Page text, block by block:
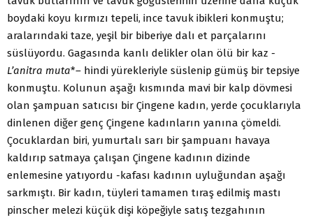
boydaki koyu kırmızı tepeli, ince tavuk ibikleri konmuştu;
aralarındaki taze, yeşil bir biberiye dalı et parçalarını
süslüyordu. Gagasında kanlı delikler olan ölü bir kaz -
L’anitra muta*– hindi yürekleriyle süslenip gümüş bir tepsiye
konmuştu. Kolunun aşağı kısmında mavi bir kalp dövmesi
olan şampuan satıcısı bir Çingene kadın, yerde çocuklarıyla
dinlenen diğer genç Çingene kadınların yanına çömeldi.
Çocuklardan biri, yumurtalı sarı bir şampuanı havaya
kaldırıp satmaya çalışan Çingene kadının dizinde
enlemesine yatıyordu -kafası kadının uyluğundan aşağı
sarkmıştı. Bir kadın, tüyleri tamamen tıraş edilmiş mastı
pinscher melezi küçük dişi köpeğiyle satış tezgahının